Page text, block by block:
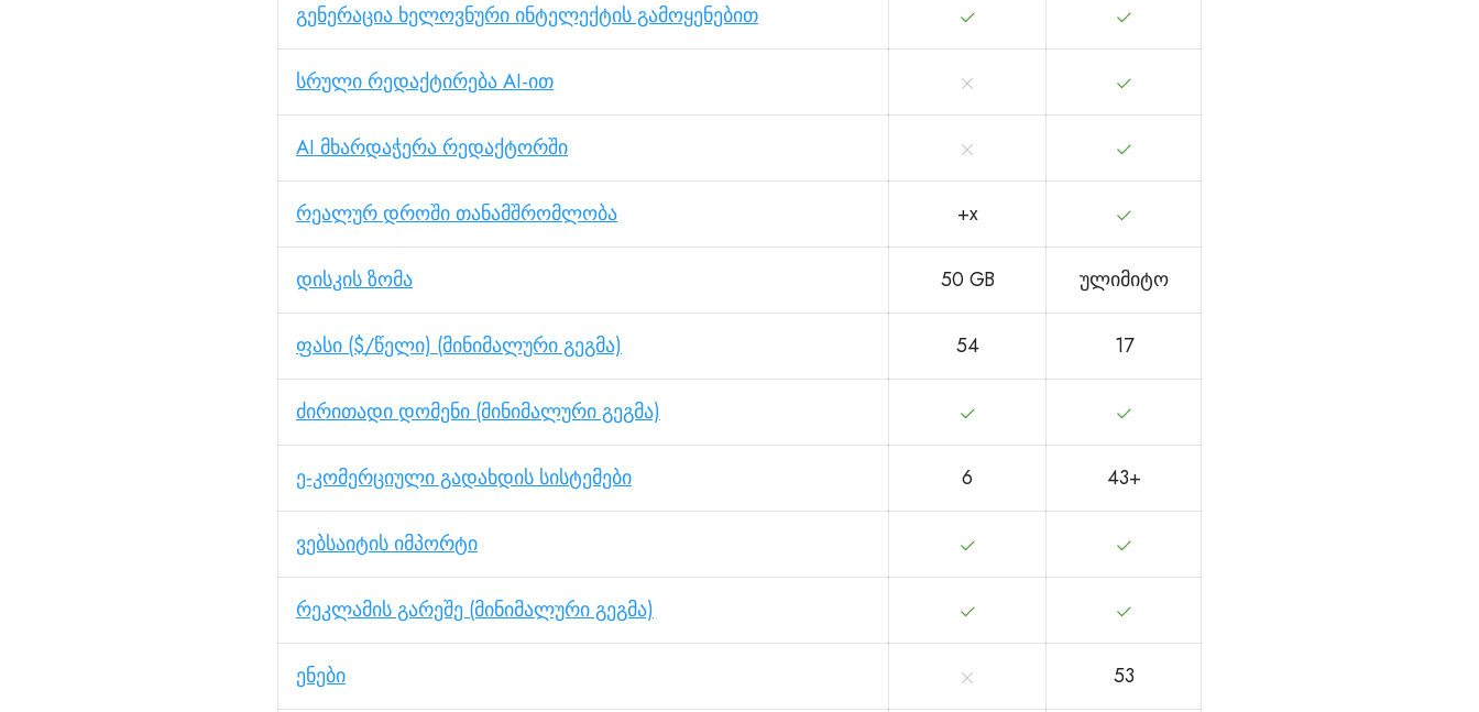
გენერაცია ხელოვნური ინტელექტის გამოყენებით
სრული რედაქტირება AI-ით
AI მხარდაჭერა რედაქტორში
რეალურ დროში თანამშრომლობა +x
დისკის ზომა 50 GB ულიმიტო
ფასი ($/წელი) (მინიმალური გეგმა) 54 17
ძირითადი დომენი (მინიმალური გეგმა)
ე-კომერციული გადახდის სისტემები 6 43+
ვებსაიტის იმპორტი
რეკლამის გარეშე (მინიმალური გეგმა)
ენები 53